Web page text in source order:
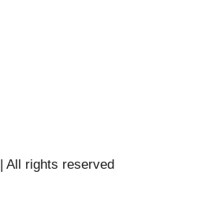
| All rights reserved